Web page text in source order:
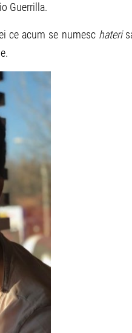
Guerrilla.
ce acum se numesc hateri